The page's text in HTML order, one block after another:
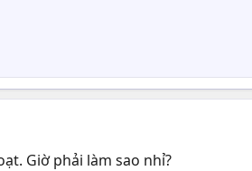
Giờ phải làm sao nhỉ?